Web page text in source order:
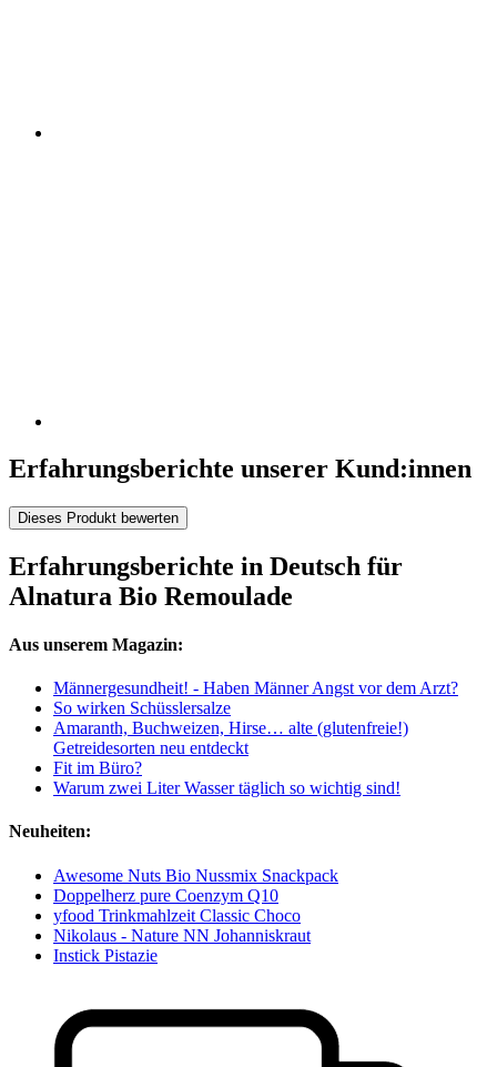
Erfahrungsberichte unserer Kund:innen
Dieses Produkt bewerten
Erfahrungsberichte in Deutsch für
Alnatura Bio Remoulade
Aus unserem Magazin:
Männergesundheit! - Haben Männer Angst vor dem Arzt?
So wirken Schüsslersalze
Amaranth, Buchweizen, Hirse… alte (glutenfreie!)
Getreidesorten neu entdeckt
Fit im Büro?
Warum zwei Liter Wasser täglich so wichtig sind!
Neuheiten:
Awesome Nuts Bio Nussmix Snackpack
Doppelherz pure Coenzym Q10
yfood Trinkmahlzeit Classic Choco
Nikolaus - Nature NN Johanniskraut
Instick Pistazie